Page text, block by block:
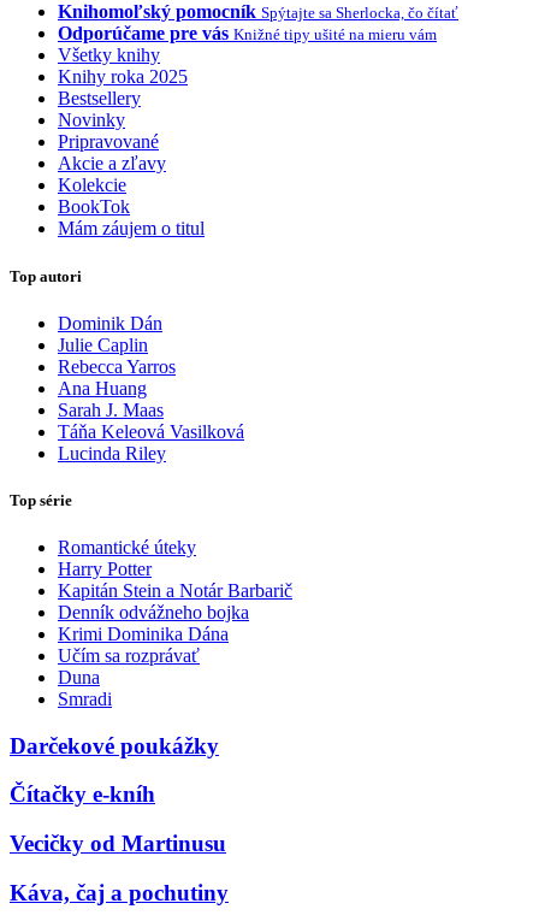
Knihomoľský pomocník Spýtajte sa Sherlocka, čo čítať
Odporúčame pre vás Knižné tipy ušité na mieru vám
Všetky knihy
Knihy roka 2025
Bestsellery
Novinky
Pripravované
Akcie a zľavy
Kolekcie
BookTok
Mám záujem o titul
Top autori
Dominik Dán
Julie Caplin
Rebecca Yarros
Ana Huang
Sarah J. Maas
Táňa Keleová Vasilková
Lucinda Riley
Top série
Romantické úteky
Harry Potter
Kapitán Stein a Notár Barbarič
Denník odvážneho bojka
Krimi Dominika Dána
Učím sa rozprávať
Duna
Smradi
Darčekové poukážky
Čítačky e-kníh
Vecičky od Martinusu
Káva, čaj a pochutiny